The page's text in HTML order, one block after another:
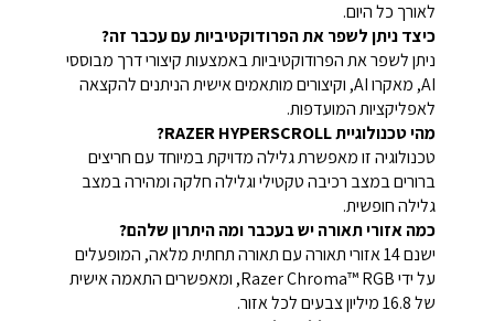
לאורך כל היום.
כיצד ניתן לשפר את הפרודוקטיביות עם עכבר זה?
ניתן לשפר את הפרודוקטיביות באמצעות קיצורי דרך מבוססי
AI, מאקרו AI, וקיצורים מותאמים אישית הניתנים להקצאה
לאפליקציות המועדפות.
מהי טכנולוגיית RAZER HYPERSCROLL?
טכנולוגיה זו מאפשרת גלילה מדויקת במיוחד עם חריצים
ברורים במצב רכיבה טקטילי וגלילה חלקה ומהירה במצב
גלילה חופשית.
כמה אזורי תאורה יש בעכבר ומה היתרון שלהם?
ישנם 14 אזורי תאורה עם תאורה תחתית מלאה, המופעלים
על ידי Razer Chroma™ RGB, ומאפשרים התאמה אישית
של 16.8 מיליון צבעים לכל אזור.